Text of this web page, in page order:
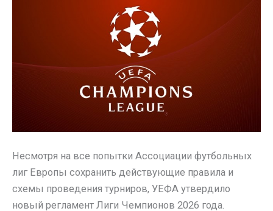
Несмотря на все попытки Ассоциации футбольных
лиг Европы сохранить действующие правила и
схемы проведения турниров, УЕФА утвердило
новый регламент Лиги Чемпионов 2026 года.